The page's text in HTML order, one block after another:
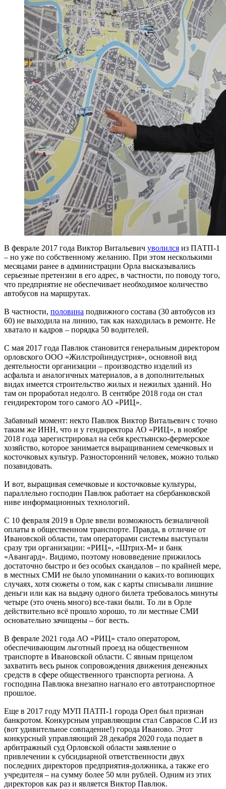
В феврале 2017 года Виктор Витальевич уволился из ПАТП-1
– но уже по собственному желанию. При этом несколькими
месяцами ранее в администрации Орла высказывались
серьезные претензии в его адрес, в частности, по поводу того,
что предприятие не обеспечивает необходимое количество
автобусов на маршрутах.
В частности, половина подвижного состава (30 автобусов из
60) не выходила на линию, так как находилась в ремонте. Не
хватало и кадров – порядка 50 водителей.
С мая 2017 года Павлюк становится генеральным директором
орловского ООО «Жилстройиндустрия», основной вид
деятельности организации – производство изделий из
асфальта и аналогичных материалов, а в дополнительных
видах имеется строительство жилых и нежилых зданий. Но
там он проработал недолго. В сентябре 2018 года он стал
гендиректором того самого АО «РИЦ».
Забавный момент: некто Павлюк Виктор Витальевич с точно
таким же ИНН, что и у гендиректора АО «РИЦ», в ноябре
2018 года зарегистрировал на себя крестьянско-фермерское
хозяйство, которое занимается выращиванием семечковых и
косточковых культур. Разносторонний человек, можно только
позавидовать.
И вот, выращивая семечковые и косточковые культуры,
параллельно господин Павлюк работает на сбербанковской
ниве информационных технологий.
С 10 февраля 2019 в Орле ввели возможность безналичной
оплаты в общественном транспорте. Правда, в отличие от
Ивановской области, там операторами системы выступали
сразу три организации: «РИЦ», «Штрих-М» и банк
«Авангард». Видимо, поэтому нововведение прижилось
достаточно быстро и без особых скандалов – по крайней мере,
в местных СМИ не было упоминании о каких-то вопиющих
случаях, хотя сюжеты о том, как с карты списывали лишние
деньги или как на выдачу одного билета требовалось минуты
четыре (это очень много) все-таки были. То ли в Орле
действительно всё прошло хорошо, то ли местные СМИ
основательно зачищены – бог весть.
В феврале 2021 года АО «РИЦ» стало оператором,
обеспечивающим льготный проезд на общественном
транспорте в Ивановской области. С явным прицелом
захватить весь рынок сопровождения движения денежных
средств в сфере общественного транспорта региона. А
господина Павлюка внезапно нагнало его автотранспортное
прошлое.
Еще в 2017 году МУП ПАТП-1 города Орел был признан
банкротом. Конкурсным управляющим стал Саврасов С.И из
(вот удивительное совпадение!) города Иваново. Этот
конкурсный управляющий 28 декабря 2020 года подает в
арбитражный суд Орловской области заявление о
привлечении к субсидиарной ответственности двух
последних директоров предприятия-должника, а также его
учредителя – на сумму более 50 млн рублей. Одним из этих
директоров как раз и является Виктор Павлюк.